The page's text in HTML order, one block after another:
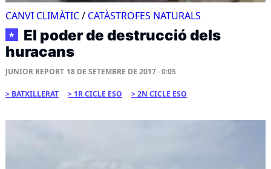
CANVI CLIMÀTIC/ CATÀSTROFES NATURALS
★
El poder de destrucció dels
huracans
JUNIOR REPORT 18 DE SETEMBRE DE 2017 · 0:05
BATXILLERAT 1R CICLE ESO 2N CICLE ESO